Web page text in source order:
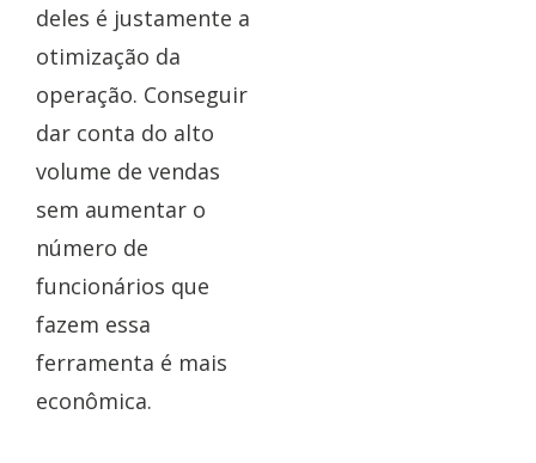
deles é justamente a
otimização da
operação. Conseguir
dar conta do alto
volume de vendas
sem aumentar o
número de
funcionários que
fazem essa
ferramenta é mais
econômica.